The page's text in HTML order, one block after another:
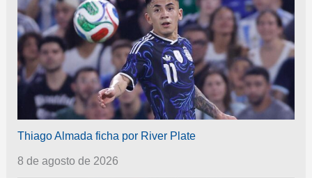
Thiago Almada ficha por River Plate
8 de agosto de 2026